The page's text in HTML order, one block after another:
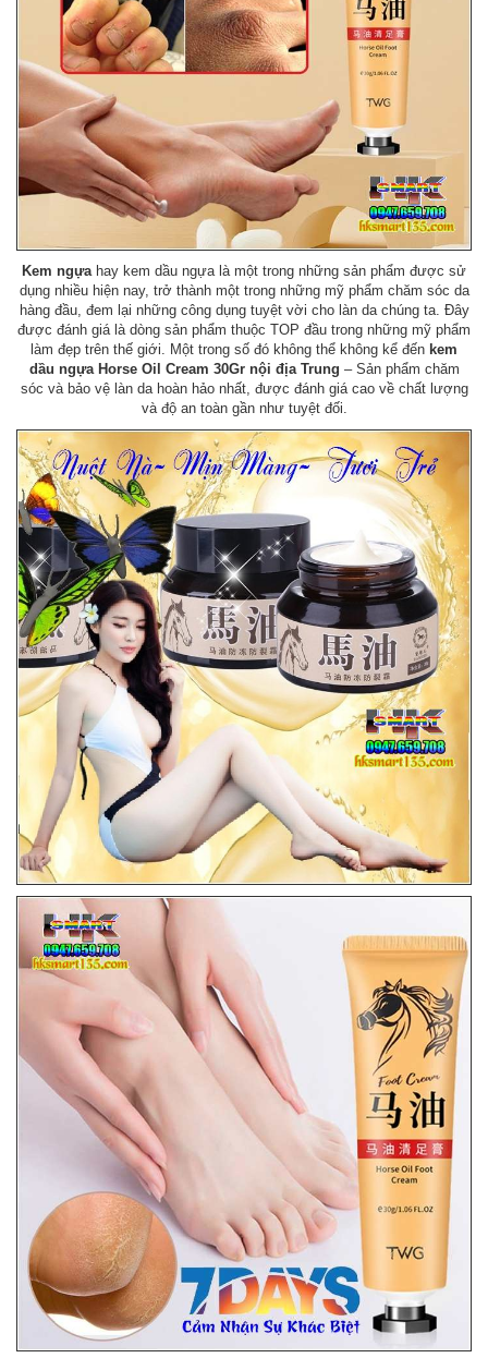
Kem ngựa hay kem dầu ngựa là một trong những sản phẩm được sử
dụng nhiều hiện nay, trở thành một trong những mỹ phẩm chăm sóc da
hàng đầu, đem lại những công dụng tuyệt vời cho làn da chúng ta. Đây
được đánh giá là dòng sản phẩm thuộc TOP đầu trong những mỹ phẩm
làm đẹp trên thế giới. Một trong số đó không thể không kể đến kem
dầu ngựa Horse Oil Cream 30Gr nội địa Trung – Sản phẩm chăm
sóc và bảo vệ làn da hoàn hảo nhất, được đánh giá cao về chất lượng
và độ an toàn gần như tuyệt đối.